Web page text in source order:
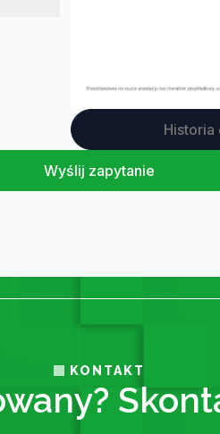
Historia
Wyślij zapytanie
KONTAKT